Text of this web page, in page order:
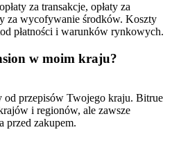
za transakcje, opłaty za
za wycofywanie środków. Koszty
płatności i warunków rynkowych.
w moim kraju?
od przepisów Twojego kraju. Bitrue
i regionów, ale zawsze
przed zakupem.